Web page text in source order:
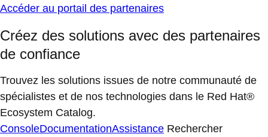
Accéder au portail des partenaires
Créez des solutions avec des partenaires
de confiance
Trouvez les solutions issues de notre communauté de
spécialistes et de nos technologies dans le Red Hat®
Ecosystem Catalog.
ConsoleDocumentationAssistance Rechercher